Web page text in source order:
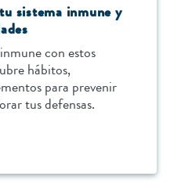
sistema inmune y
con estos
hábitos,
para prevenir
tus defensas.